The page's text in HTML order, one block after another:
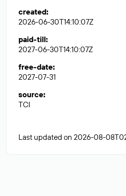
created:
2026-06-30T14:10:07Z
paid-till:
2027-06-30T14:10:07Z
free-date:
2027-07-31
source:
TCI
Last updated on 2026-08-